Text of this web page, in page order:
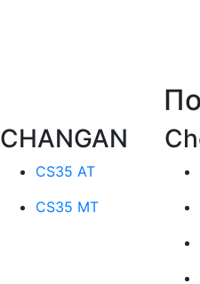
CHANGAN
CS35 AT
CS35 MT